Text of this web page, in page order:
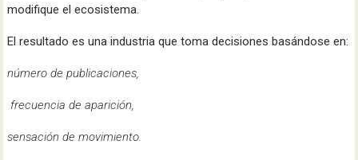
modifique el ecosistema.
El resultado es una industria que toma decisiones basándose en:
número de publicaciones,
frecuencia de aparición,
sensación de movimiento.